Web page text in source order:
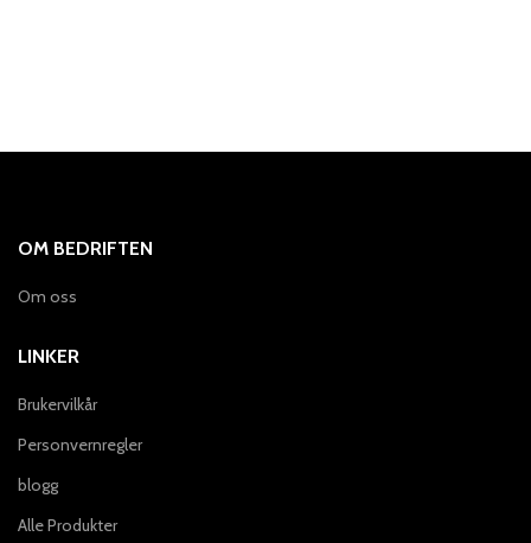
OM BEDRIFTEN
Om oss
LINKER
Brukervilkår
Personvernregler
blogg
Alle Produkter